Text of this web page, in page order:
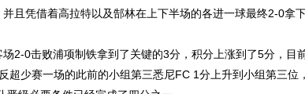
且凭借着高拉特以及郜林在上下半场的各进一球最终2-0拿下
0击败浦项制铁拿到了关键的3分，积分上涨到了5分，目
超少赛一场的此前的小组第三悉尼FC 1分上升到小组第三位